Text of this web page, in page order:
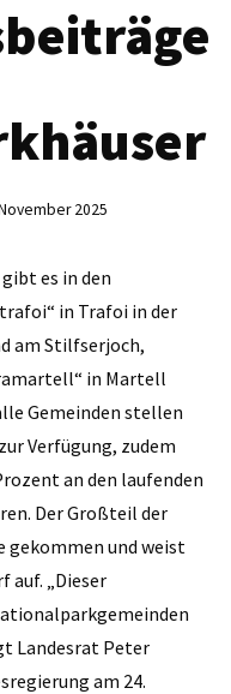
2025
es in den
in Trafoi in der
am Stilfserjoch,
in Martell
Gemeinden stellen
Verfügung, zudem
an den laufenden
Der Großteil der
gekommen und weist
auf. „Dieser
Landesrat Peter
am 24.